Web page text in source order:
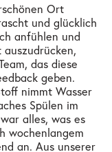
Ort
und glücklich
anfühlen und
das diese
geben.
nimmt Wasser
Spülen im
alles, was es
wochenlangem
an. Aus unserer